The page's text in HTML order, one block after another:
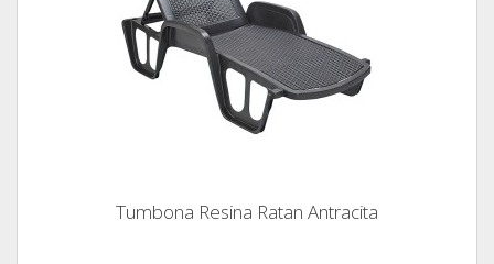
Tumbona Resina Ratan Antracita